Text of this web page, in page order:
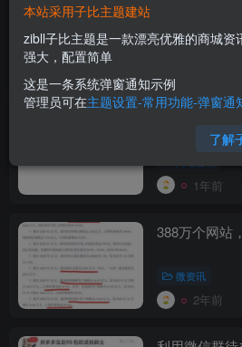
网络营销
1年前
388万个网站
微资讯
2年前
本站采用子比主题建站
zibll子比主题是一款漂亮优雅的商城资
强大，配置简单
这是一条系统弹窗通知示例
管理员可在主题设置-常用功能-弹窗通
了解